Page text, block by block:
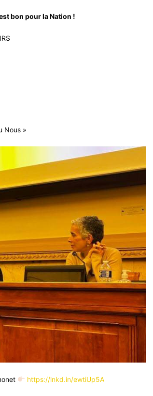
bon pour la Nation !
Nous »
https://lnkd.in/ewtiUp5A